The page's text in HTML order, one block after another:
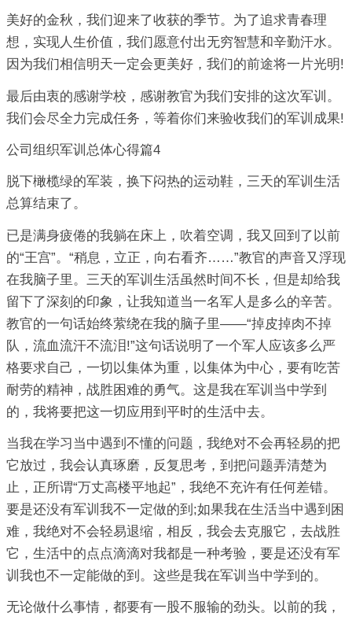
美好的金秋，我们迎来了收获的季节。为了追求青春理
想，实现人生价值，我们愿意付出无穷智慧和辛勤汗水。
因为我们相信明天一定会更美好，我们的前途将一片光明!
最后由衷的感谢学校，感谢教官为我们安排的这次军训。
我们会尽全力完成任务，等着你们来验收我们的军训成果!
公司组织军训总体心得篇4
脱下橄榄绿的军装，换下闷热的运动鞋，三天的军训生活
总算结束了。
已是满身疲倦的我躺在床上，吹着空调，我又回到了以前
的“王宫”。“稍息，立正，向右看齐……”教官的声音又浮现
在我脑子里。三天的军训生活虽然时间不长，但是却给我
留下了深刻的印象，让我知道当一名军人是多么的辛苦。
教官的一句话始终萦绕在我的脑子里——“掉皮掉肉不掉
队，流血流汗不流泪!”这句话说明了一个军人应该多么严
格要求自己，一切以集体为重，以集体为中心，要有吃苦
耐劳的精神，战胜困难的勇气。这是我在军训当中学到
的，我将要把这一切应用到平时的生活中去。
当我在学习当中遇到不懂的问题，我绝对不会再轻易的把
它放过，我会认真琢磨，反复思考，到把问题弄清楚为
止，正所谓“万丈高楼平地起”，我绝不充许有任何差错。
要是还没有军训我不一定做的到;如果我在生活当中遇到困
难，我绝对不会轻易退缩，相反，我会去克服它，去战胜
它，生活中的点点滴滴对我都是一种考验，要是还没有军
训我也不一定能做的到。这些是我在军训当中学到的。
无论做什么事情，都要有一股不服输的劲头。以前的我，